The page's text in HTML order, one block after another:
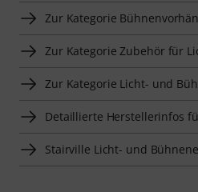
Zur Kategorie
Zur Kategorie Zubehör für
Zur Kategorie Licht- und
Detaillierte Herstellerinfos
Stairville Licht- und